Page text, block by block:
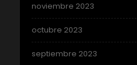
noviembre 2023
octubre 2023
septiembre 2023